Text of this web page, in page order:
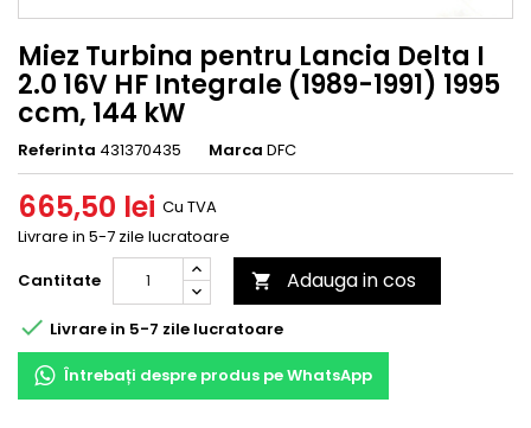
Miez Turbina pentru Lancia Delta I
2.0 16V HF Integrale (1989-1991) 1995
ccm, 144 kW
Referinta 431370435 Marca DFC
665,50 lei Cu TVA
Livrare in 5-7 zile lucratoare
Cantitate
 Adauga in cos
 Livrare in 5-7 zile lucratoare
Întrebați despre produs pe WhatsApp